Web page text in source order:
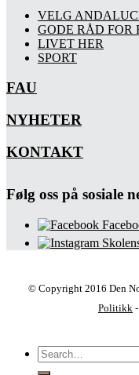
VELG
GODE RÅD FOR
LIVET HER
SPORT
FAU
NYHETER
KONTAKT
Følg oss på sosiale
© Copyright 2016 Den
Politikk